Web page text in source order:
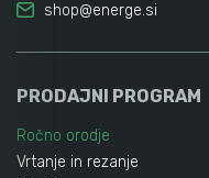
shop@energe.si
PRODAJNI PROGRAM
Ročno orodje
Vrtanje in rezanje